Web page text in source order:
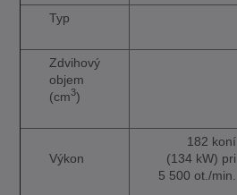
Typ
Zdvihový
objem
(cm3)
Výkon
182 koní
(134 kW) pri
5 500 ot./min.